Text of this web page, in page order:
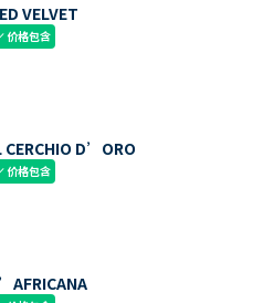
VELVET
价格包含
CERCHIO D’ORO
价格包含